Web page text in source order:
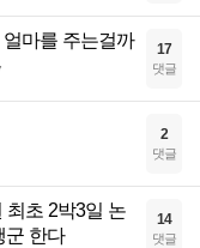
마를 주는걸까 17
댓글
2
댓글
최초 2박3일 논
군 한다
14
댓글